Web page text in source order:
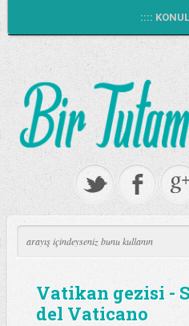
::::
Vatikan gezisi -
del Vaticano